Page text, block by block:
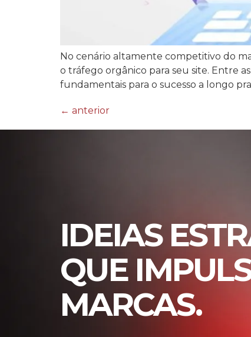
No cenário altamente competitivo do
o tráfego orgânico para seu site. Entre
fundamentais para o sucesso a longo
← anterior
IDEIAS
QUE
MARCAS.